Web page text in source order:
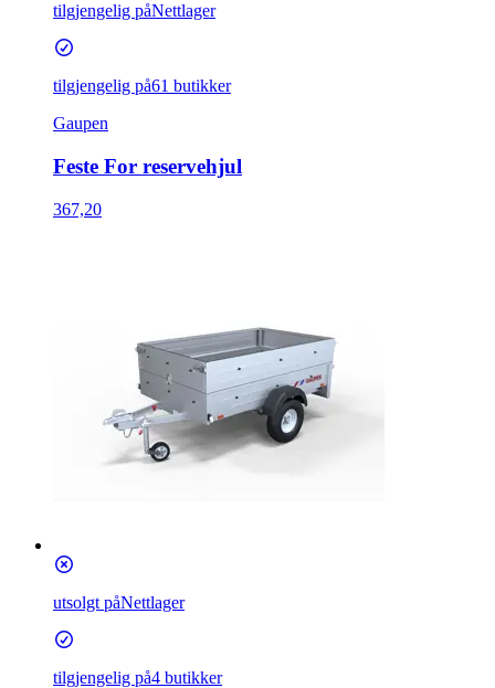
tilgjengelig påNettlager
tilgjengelig på61 butikker
Gaupen
Feste For reservehjul
367,20
utsolgt påNettlager
tilgjengelig på4 butikker